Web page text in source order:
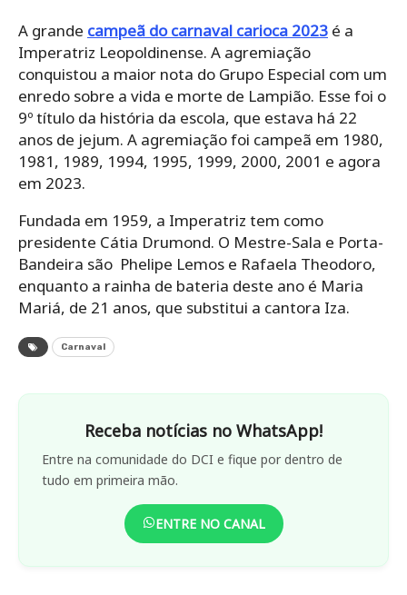
A grande campeã do carnaval carioca 2023 é a
Imperatriz Leopoldinense. A agremiação
conquistou a maior nota do Grupo Especial com um
enredo sobre a vida e morte de Lampião. Esse foi o
9º título da história da escola, que estava há 22
anos de jejum. A agremiação foi campeã em 1980,
1981, 1989, 1994, 1995, 1999, 2000, 2001 e agora
em 2023.
Fundada em 1959, a Imperatriz tem como
presidente Cátia Drumond. O Mestre-Sala e Porta-
Bandeira são Phelipe Lemos e Rafaela Theodoro,
enquanto a rainha de bateria deste ano é Maria
Mariá, de 21 anos, que substitui a cantora Iza.
Carnaval
Receba notícias no WhatsApp!
Entre na comunidade do DCI e fique por dentro de
tudo em primeira mão.
ENTRE NO CANAL